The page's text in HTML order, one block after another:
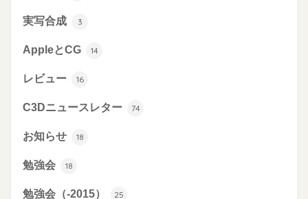
実写合成 3
AppleとCG 14
レビュー 16
C3Dニュースレター 74
お知らせ 18
勉強会 18
勉強会（-2015） 25